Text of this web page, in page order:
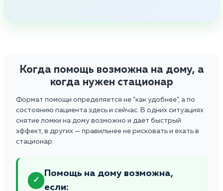
Когда помощь возможна на дому, а
когда нужен стационар
Формат помощи определяется не “как удобнее”, а по
состоянию пациента здесь и сейчас. В одних ситуациях
снятие ломки на дому возможно и даёт быстрый
эффект, в других — правильнее не рисковать и ехать в
стационар.
✓
Помощь на дому возможна,
если: